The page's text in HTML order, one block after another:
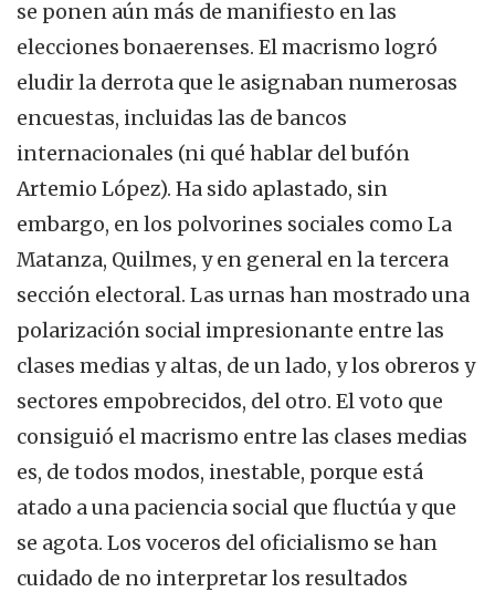
se ponen aún más de manifiesto en las
elecciones bonaerenses. El macrismo logró
eludir la derrota que le asignaban numerosas
encuestas, incluidas las de bancos
internacionales (ni qué hablar del bufón
Artemio López). Ha sido aplastado, sin
embargo, en los polvorines sociales como La
Matanza, Quilmes, y en general en la tercera
sección electoral. Las urnas han mostrado una
polarización social impresionante entre las
clases medias y altas, de un lado, y los obreros y
sectores empobrecidos, del otro. El voto que
consiguió el macrismo entre las clases medias
es, de todos modos, inestable, porque está
atado a una paciencia social que fluctúa y que
se agota. Los voceros del oficialismo se han
cuidado de no interpretar los resultados